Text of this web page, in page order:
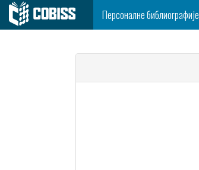
Персоналне библиографије